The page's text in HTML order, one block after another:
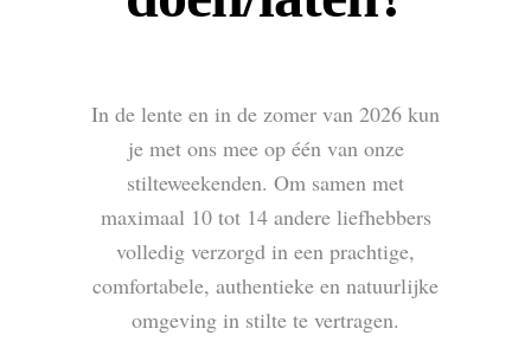
In de lente en in de zomer van 2026 kun
je met ons mee op één van onze
stilteweekenden. Om samen met
maximaal 10 tot 14 andere liefhebbers
volledig verzorgd in een prachtige,
comfortabele, authentieke en natuurlijke
omgeving in stilte te vertragen.